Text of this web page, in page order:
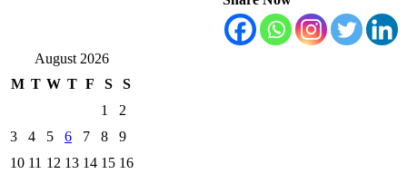
August 2026
M T W T F S
S
1
2
3
4 5 6 7 8
9
10 11 12 13 14 15 16